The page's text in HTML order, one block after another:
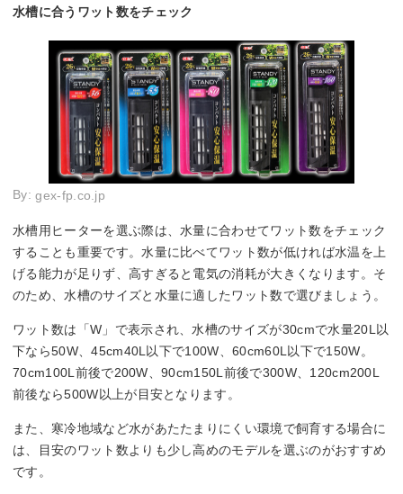
水槽に合うワット数をチェック
By:gex-fp.co.jp
水槽用ヒーターを選ぶ際は、水量に合わせてワット数をチェック
することも重要です。水量に比べてワット数が低ければ水温を上
げる能力が足りず、高すぎると電気の消耗が大きくなります。そ
のため、水槽のサイズと水量に適したワット数で選びましょう。
ワット数は「W」で表示され、水槽のサイズが30cmで水量20L以
下なら50W、45cm40L以下で100W、60cm60L以下で150W。
70cm100L前後で200W、90cm150L前後で300W、120cm200L
前後なら500W以上が目安となります。
また、寒冷地域など水があたたまりにくい環境で飼育する場合に
は、目安のワット数よりも少し高めのモデルを選ぶのがおすすめ
です。